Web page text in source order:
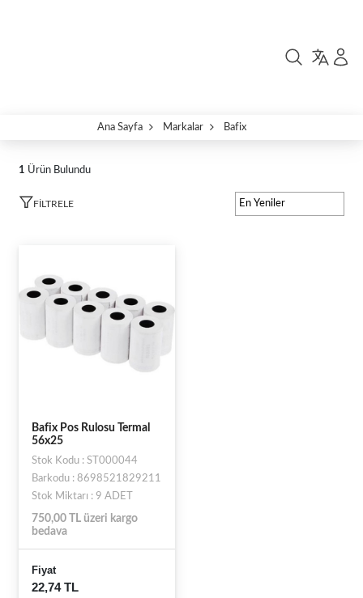
Ana Sayfa Markalar Bafix
1 Ürün Bulundu
FILTRELE
Bafix Pos Rulosu Termal
56x25
Stok Kodu : ST000044
Barkodu : 8698521829211
Stok Miktarı : 9 ADET
750,00 TL üzeri kargo
bedava
Fiyat
22,74 TL